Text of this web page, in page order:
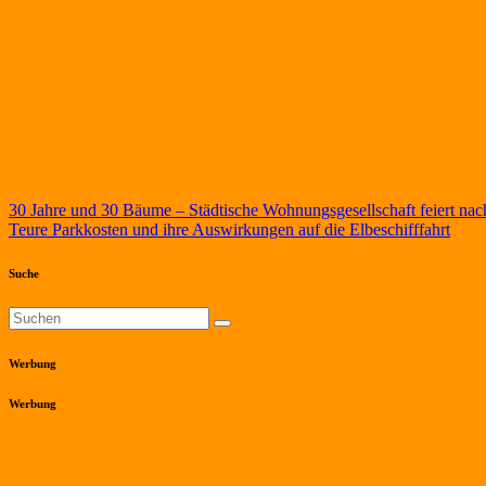
Beitragsnavigation
30 Jahre und 30 Bäume – Städtische Wohnungsgesellschaft feiert
Teure Parkkosten und ihre Auswirkungen auf die Elbeschifffahrt
Suche
Werbung
Werbung